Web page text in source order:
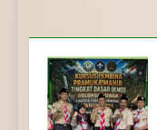
dan
Pramuka
Pramuka
Kepedulian